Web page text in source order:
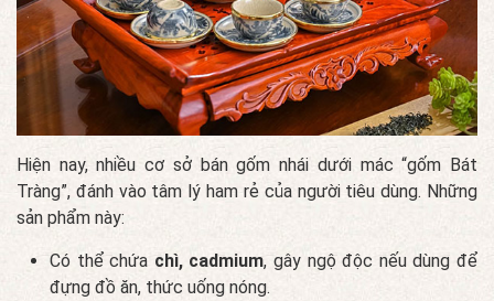
Hiện nay, nhiều cơ sở bán gốm nhái dưới mác “gốm Bát
Tràng”, đánh vào tâm lý ham rẻ của người tiêu dùng. Những
sản phẩm này:
Có thể chứa chì, cadmium, gây ngộ độc nếu dùng để
đựng đồ ăn, thức uống nóng.